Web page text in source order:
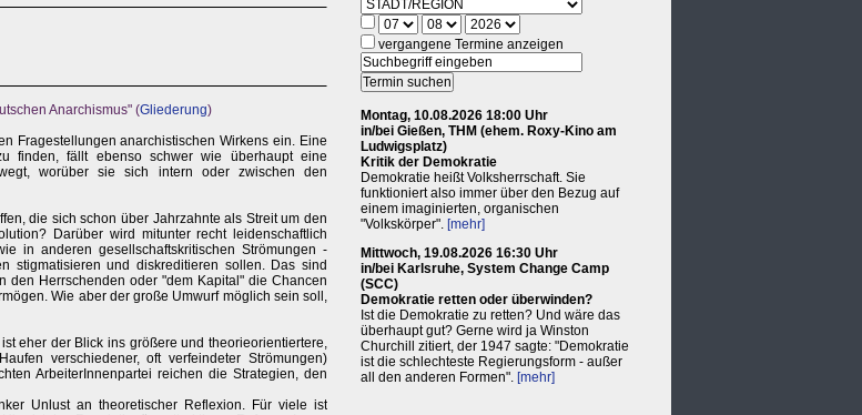
Anarchismus" (Gliederung)
Fragestellungen anarchistischen Wirkens ein. Eine
finden, fällt ebenso schwer wie überhaupt eine
worüber sie sich intern oder zwischen den
die sich schon über Jahrzahnte als Streit um den
Darüber wird mitunter recht leidenschaftlich
in anderen gesellschaftskritischen Strömungen -
stigmatisieren und diskreditieren sollen. Das sind
den Herrschenden oder "dem Kapital" die Chancen
Wie aber der große Umwurf möglich sein soll,
eher der Blick ins größere und theorieorientiertere,
verschiedener, oft verfeindeter Strömungen)
ArbeiterInnenpartei reichen die Strategien, den
Unlust an theoretischer Reflexion. Für viele ist
vergangene Termine anzeigen
Montag, 10.08.2026 18:00 Uhr
in/bei Gießen, THM (ehem. Roxy-Kino am
Ludwigsplatz)
Kritik der Demokratie
Demokratie heißt Volksherrschaft. Sie
funktioniert also immer über den Bezug auf
einem imaginierten, organischen
"Volkskörper". [mehr]
Mittwoch, 19.08.2026 16:30 Uhr
in/bei Karlsruhe, System Change Camp
(SCC)
Demokratie retten oder überwinden?
Ist die Demokratie zu retten? Und wäre das
überhaupt gut? Gerne wird ja Winston
Churchill zitiert, der 1947 sagte: "Demokratie
ist die schlechteste Regierungsform - außer
all den anderen Formen". [mehr]